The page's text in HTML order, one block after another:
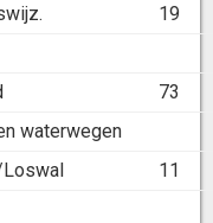
19
73
waterwegen
Loswal
11